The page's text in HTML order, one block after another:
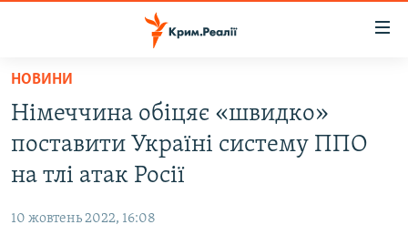
Перейти
основного
матеріалу
до
основної
ВІДЕО ТА ФОТО
БЛОГИ
НОВИНИ
Німеччина обіцяє «швидко»
поставити Україні систему ППО
на тлі атак Росії
10 жовтень 2022, 16:08